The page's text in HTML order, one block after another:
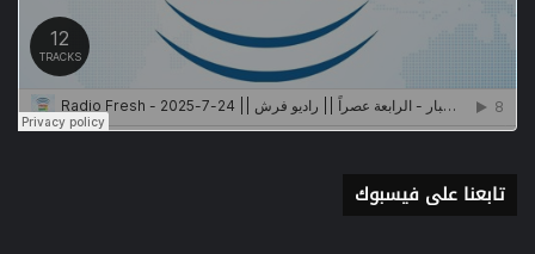
تابعنا على فيسبوك